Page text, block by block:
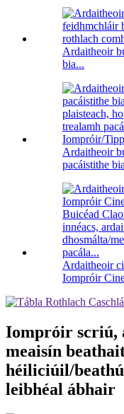
Ardaitheoir
bia...
Ardaitheoir
pacáistithe
Ardaitheoir
Iompróir
Iompróir scriú,
meaisín
héiliciúil/
leibhéal ábhair